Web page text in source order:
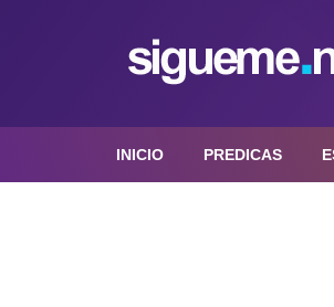
INICIO PREDICAS